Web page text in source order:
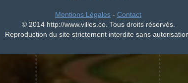
Mentions Légales - Contact
© 2014 http://www.villes.co. Tous droits réservés.
Reproduction du site strictement interdite sans